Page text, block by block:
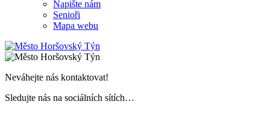
Napište nám
Senioři
Mapa webu
Neváhejte nás kontaktovat!
Sledujte nás na sociálních sítích…